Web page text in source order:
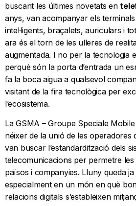
buscant les últimes novetats en
anys, van acompanyar els
intel·ligents, braçalets, auriculars i
ara és el torn de les ulleres de
augmentada. I no per la tecnologia
perquè són la porta d’entrada un
fa la boca aigua a qualsevol
visitant de la fira tecnològica per
l’ecosistema.
La GSMA – Groupe Speciale
néixer de la unió de les operadores
van buscar l’estandardització dels
telecomunicacions per permetre
països i companyies. Lluny queda
especialment en un món en què
relacions digitals s’estableixen